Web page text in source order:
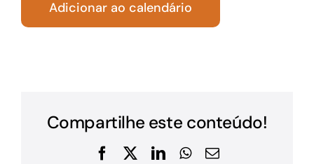
Adicionar ao calendário
Compartilhe este conteúdo!
Facebook
X LinkedInWhatsApp
E-